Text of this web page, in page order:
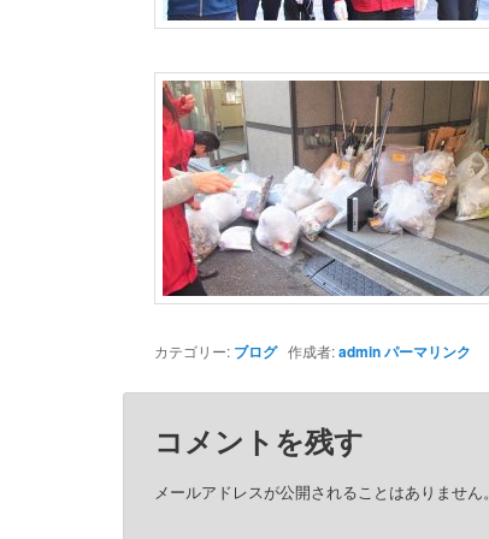
カテゴリー: ブログ作成者:adminパーマリンク
コメントを残す
メールアドレスが公開されることはありません。